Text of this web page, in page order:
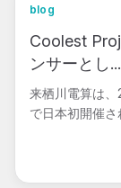
blog
Coolest
ンサーとし...
来栖川電算は
で日本初開催さ